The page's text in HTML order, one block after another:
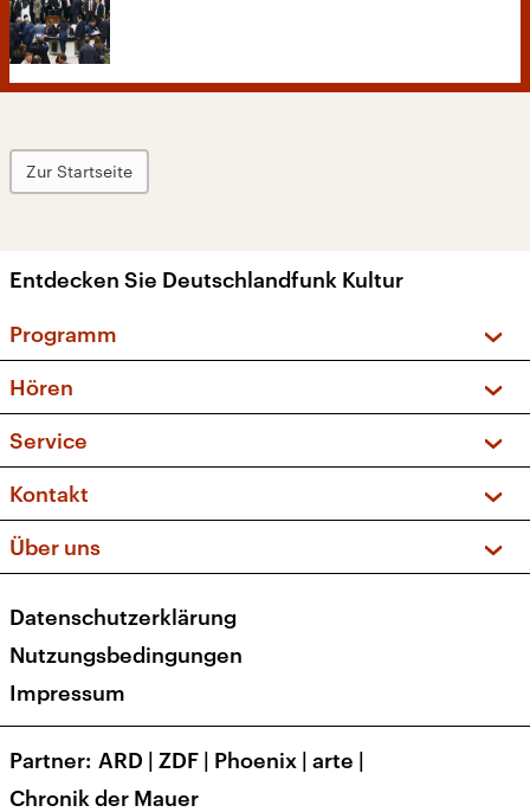
Zur Startseite
Entdecken Sie Deutschlandfunk Kultur
Programm
Sendungen und Podcasts
Musikliste
Kakadu – Das Kinderprogramm
Hören
Frequenzen (UKW + DAB+)
Service
FAQ
Apps
Newsletter
Veranstaltungen
Kontakt
Social Media
Über uns
Presse
Karriere
Transparenz
Datenschutzerklärung
Nutzungsbedingungen
Impressum
Partner ARD | ZDF | Phoenix | arte |
Chronik der Mauer